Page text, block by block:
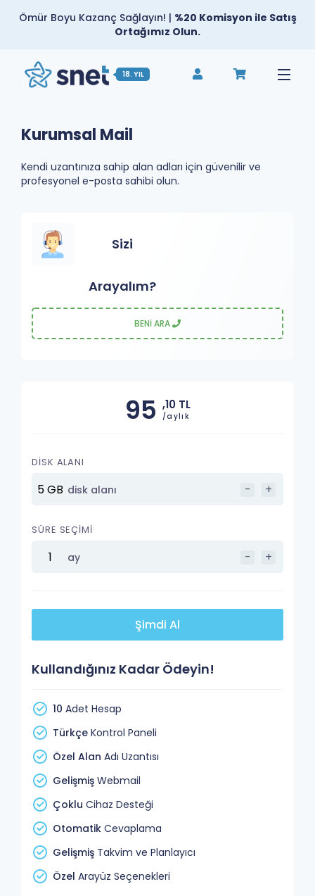
Ömür Boyu Kazanç Sağlayın! | %20 Komisyon ile Satış
Ortağımız Olun.
18. YIL
Kurumsal Mail
Kendi uzantınıza sahip alan adları için güvenilir ve
profesyonel e-posta sahibi olun.
Sizi
Arayalım?
BENİ ARA
Kullandığınız Kadar Ödeyin!
10 Adet Hesap
Türkçe Kontrol Paneli
Özel Alan Adı Uzantısı
Gelişmiş Webmail
Çoklu Cihaz Desteği
Otomatik Cevaplama
Gelişmiş Takvim ve Planlayıcı
Özel Arayüz Seçenekleri
95,10 TL
/aylık
DİSK ALANI
disk alanı - +
SÜRE SEÇİMİ
ay - +
Şimdi Al